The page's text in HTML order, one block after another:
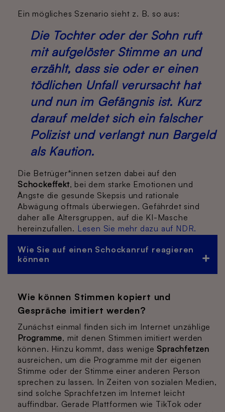
Ein mögliches Szenario sieht z. B. so aus:
Die Tochter oder der Sohn ruft
mit aufgelöster Stimme an und
erzählt, dass sie oder er einen
tödlichen Unfall verursacht hat
und nun im Gefängnis ist. Kurz
darauf meldet sich ein falscher
Polizist und verlangt nun Bargeld
als Kaution.
Die Betrüger*innen setzen dabei auf den
Schockeffekt, bei dem starke Emotionen und
Ängste die gesunde Skepsis und rationale
Abwägung oftmals überwiegen. Gefährdet sind
daher alle Altersgruppen, auf die KI-Masche
hereinzufallen. Lesen Sie mehr dazu auf NDR.
Wie Sie auf einen Schockanruf reagieren
können
Wie können Stimmen kopiert und
Gespräche imitiert werden?
Zunächst einmal finden sich im Internet unzählige
Programme, mit denen Stimmen imitiert werden
können. Hinzu kommt, dass wenige Sprachfetzen
ausreichen, um die Programme mit der eigenen
Stimme oder der Stimme einer anderen Person
sprechen zu lassen. In Zeiten von sozialen Medien,
sind solche Sprachfetzen im Internet leicht
auffindbar. Gerade Plattformen wie TikTok oder